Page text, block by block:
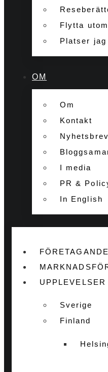
Flytta
Platser jag
OM
Om
Kontakt
Nyhetsbrev
I media
PR &
In English
FÖRETAGANDE
UPPLEVELSER
Sverige
Finland